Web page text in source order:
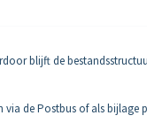
blijft de
de Postbus of als bijlage